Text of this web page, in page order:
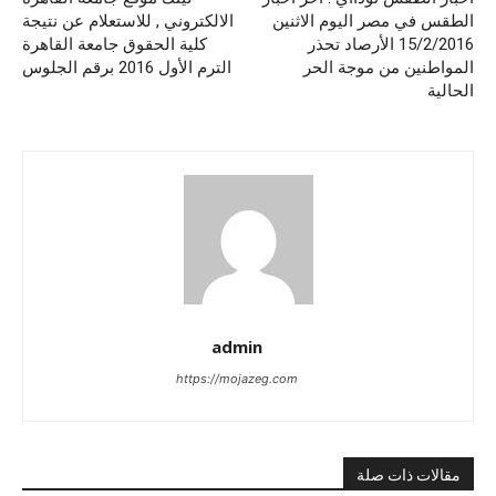
الالكتروني , للاستعلام عن نتيجة
كلية الحقوق جامعة القاهرة
الترم الأول 2016 برقم الجلوس
الطقس في مصر اليوم الاثنين
15/2/2016 الأرصاد تحذر
المواطنين من موجة الحر
الحالية
admin
https://mojazeg.com
مقالات ذات صلة